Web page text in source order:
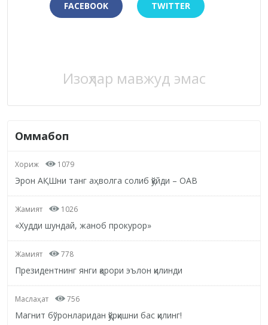
FACEBOOK TWITTER
Изоҳлар мавжуд эмас
Оммабоп
Хориж 1079
Эрон АҚШни танг аҳволга солиб қўйди – ОАВ
Жамият 1026
«Худди шундай, жаноб прокурор»
Жамият 778
Президентнинг янги қарори эълон қилинди
Маслаҳат 756
Магнит бўронларидан қўрқишни бас қилинг!